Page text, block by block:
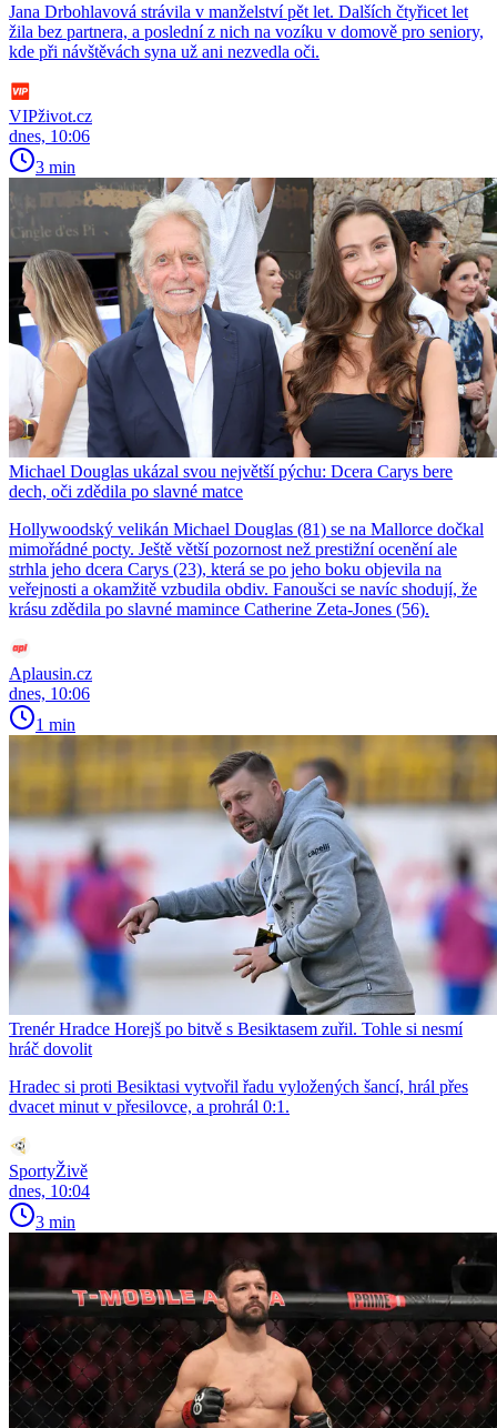
Jana Drbohlavová strávila v manželství pět let. Dalších čtyřicet let
žila bez partnera, a poslední z nich na vozíku v domově pro seniory,
kde při návštěvách syna už ani nezvedla oči.
VIPživot.cz
dnes, 10:06
3 min
Michael Douglas ukázal svou největší pýchu: Dcera Carys bere
dech, oči zdědila po slavné matce
Hollywoodský velikán Michael Douglas (81) se na Mallorce dočkal
mimořádné pocty. Ještě větší pozornost než prestižní ocenění ale
strhla jeho dcera Carys (23), která se po jeho boku objevila na
veřejnosti a okamžitě vzbudila obdiv. Fanoušci se navíc shodují, že
krásu zdědila po slavné mamince Catherine Zeta-Jones (56).
Aplausin.cz
dnes, 10:06
1 min
Trenér Hradce Horejš po bitvě s Besiktasem zuřil. Tohle si nesmí
hráč dovolit
Hradec si proti Besiktasi vytvořil řadu vyložených šancí, hrál přes
dvacet minut v přesilovce, a prohrál 0:1.
SportyŽivě
dnes, 10:04
3 min